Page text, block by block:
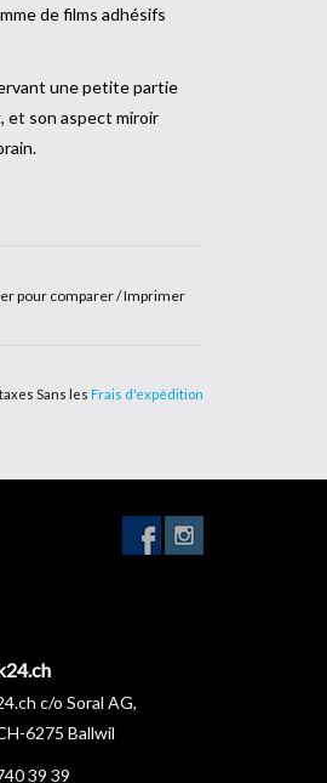
de films adhésifs
une petite partie
et son aspect miroir
pour comparer/Imprimer
Sans les Frais d'expédition
c/o Soral AG,
6275 Ballwil
39 39